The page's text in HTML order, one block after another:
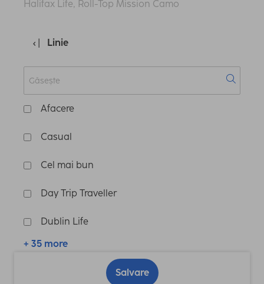
Halifax Life, Roll-Top Mission Camo
Linie
Afacere
Casual
Cel mai bun
Day Trip Traveller
Dublin Life
+ 35 more
Salvare